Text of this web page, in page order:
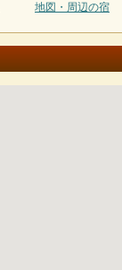
地図・周辺の宿